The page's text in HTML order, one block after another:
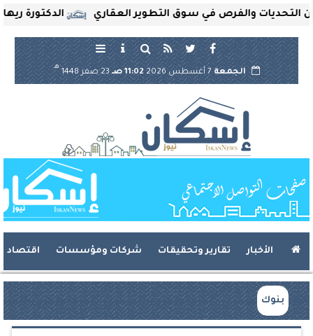
الدكتورة ريهام والفرص في سوق التطوير العقاري
الجمعة 11:02 صـ 23 صفر 1448
هـ
الأخبار تقارير وتحقيقات شركات ومؤسسات اقتصاد
بنوك